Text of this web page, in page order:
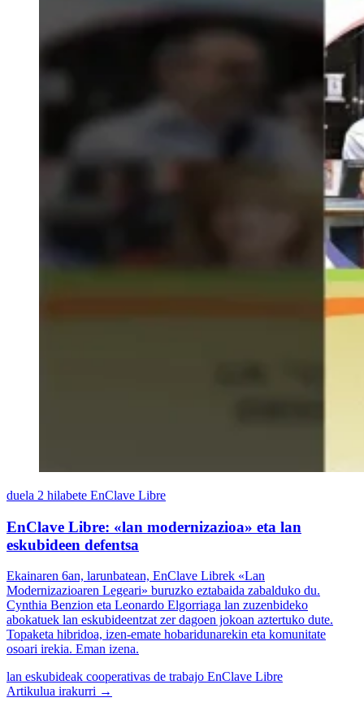
duela 2 hilabete EnClave Libre
EnClave Libre: «lan modernizazioa» eta lan
eskubideen defentsa
Ekainaren 6an, larunbatean, EnClave Librek «Lan
Modernizazioaren Legeari» buruzko eztabaida zabalduko du.
Cynthia Benzion eta Leonardo Elgorriaga lan zuzenbideko
abokatuek lan eskubideentzat zer dagoen jokoan aztertuko dute.
Topaketa hibridoa, izen-emate hobaridunarekin eta komunitate
osoari irekia. Eman izena.
lan eskubideak cooperativas de trabajo EnClave Libre
Artikulua irakurri →